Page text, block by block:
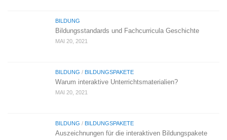
BILDUNG
Bildungsstandards und Fachcurricula Geschichte
MAI 20, 2021
BILDUNG / BILDUNGSPAKETE
Warum interaktive Unterrichtsmaterialien?
MAI 20, 2021
BILDUNG / BILDUNGSPAKETE
Auszeichnungen für die interaktiven Bildungspakete